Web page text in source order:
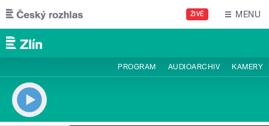
Přejít k hlavnímu obsahu
ŽIVĚ MENU
PROGRAM AUDIOARCHIV KAMERY